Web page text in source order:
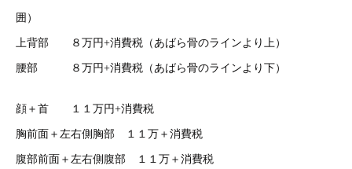
囲）
上背部 ８万円+消費税（あばら骨のラインより上）
腰部 ８万円+消費税（あばら骨のラインより下）
顔＋首 １１万円+消費税
胸前面＋左右側胸部 １１万＋消費税
腹部前面＋左右側腹部 １１万＋消費税